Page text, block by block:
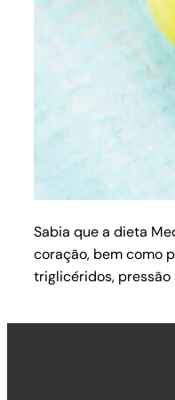
Sabia que a dieta
coração, bem como
triglicéridos,